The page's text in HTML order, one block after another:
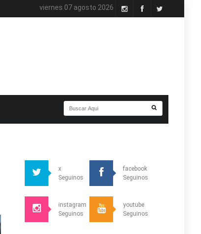
viernes 07 agosto 2026
x
Seguinos
facebook
Seguinos
instagram
Seguinos
youtube
Seguinos